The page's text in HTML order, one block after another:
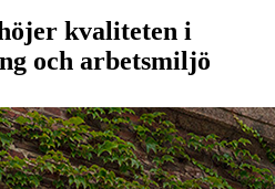
kvaliteten i
och arbetsmiljö